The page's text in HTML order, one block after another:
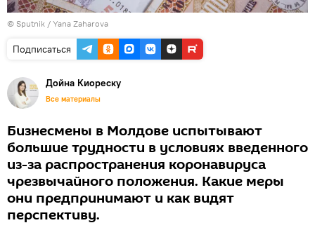
© Sputnik / Yana Zaharova
Подписаться
Дойна Киореску
Все материалы
Бизнесмены в Молдове испытывают
большие трудности в условиях введенного
из-за распространения коронавируса
чрезвычайного положения. Какие меры
они предпринимают и как видят
перспективу.